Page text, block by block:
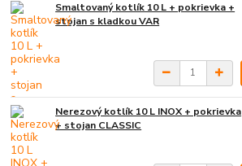
Smaltovaný kotlík 10 L + pokrievka +
stojan s kladkou VAR
Nerezový kotlík 10 L INOX + pokrievka
+ stojan CLASSIC